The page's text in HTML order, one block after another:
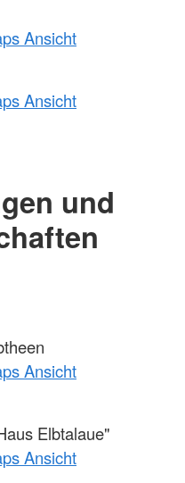
Ansicht
Ansicht
und
Ansicht
Elbtalaue"
Ansicht